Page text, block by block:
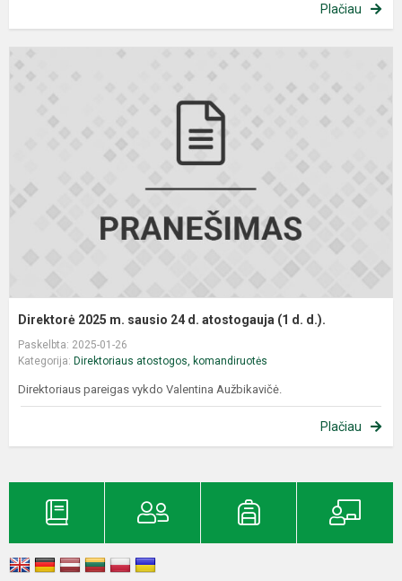
Plačiau
Direktorė 2025 m. sausio 24 d. atostogauja (1 d. d.).
Paskelbta: 2025-01-26
Kategorija: Direktoriaus atostogos, komandiruotės
Direktoriaus pareigas vykdo Valentina Aužbikavičė.
Plačiau